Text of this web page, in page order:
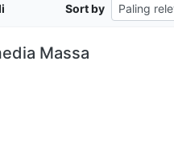
Sort by
Massa